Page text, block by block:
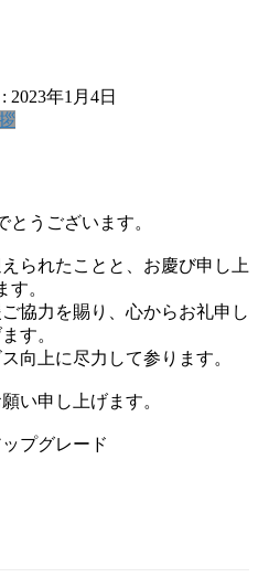
2023年1月4日
とうございます。
られたことと、お慶び申し上
す。
協力を賜り、心からお礼申し
ます。
向上に尽力して参ります。
い申し上げます。
プグレード